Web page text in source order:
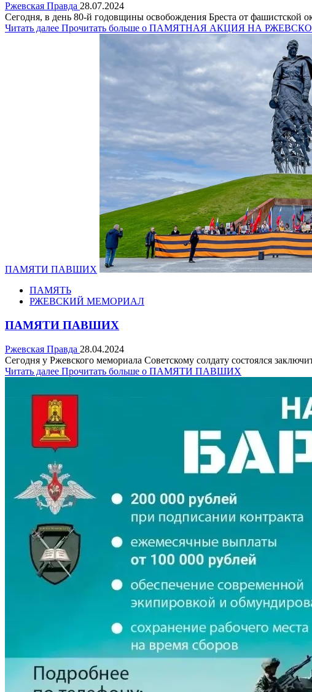
Ржевская Правда 28.07.2024
Сегодня, в день 80-й годовщины освобождения Бреста от фашистской
Читать далее Прочитать больше о ПАМЯТНАЯ АКЦИЯ НА
ПАМЯТИ ПАВШИХ
ПАМЯТЬ
РЖЕВСКИЙ МЕМОРИАЛ
ПАМЯТИ ПАВШИХ
Ржевская Правда 28.04.2024
Сегодня у Ржевского мемориала Советскому солдату состоялся
Читать далее Прочитать больше о ПАМЯТИ ПАВШИХ